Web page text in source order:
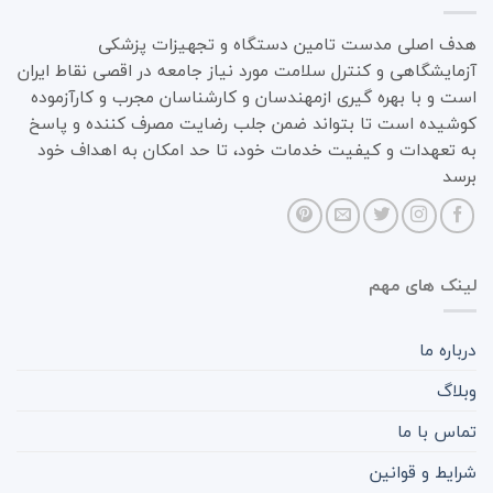
هدف اصلی مدست تامین دستگاه و تجهیزات پزشکی
آزمایشگاهی و کنترل سلامت مورد نیاز جامعه در اقصی نقاط ایران
است و با بهره گیری ازمهندسان و کارشناسان مجرب و کارآزموده
کوشیده است تا بتواند ضمن جلب رضایت مصرف کننده و پاسخ
به تعهدات و کیفیت خدمات خود، تا حد امکان به اهداف خود
برسد
لینک های مهم
درباره ما
وبلاگ
تماس با ما
شرایط و قوانین